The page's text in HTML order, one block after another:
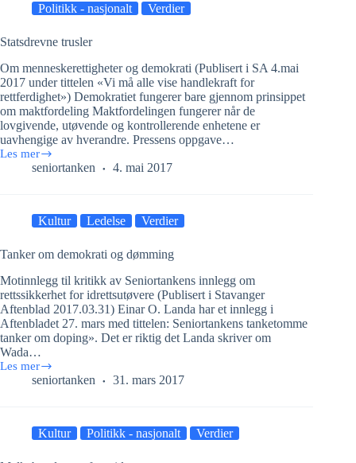
Politikk - nasjonalt Verdier
Statsdrevne trusler
Om menneskerettigheter og demokrati (Publisert i SA 4.mai
2017 under tittelen «Vi må alle vise handlekraft for
rettferdighet») Demokratiet fungerer bare gjennom prinsippet
om maktfordeling Maktfordelingen fungerer når de
lovgivende, utøvende og kontrollerende enhetene er
uavhengige av hverandre. Pressens oppgave…
Les mer
Statsdrevne
seniortanken 4. mai 2017
Kultur Ledelse Verdier
Tanker om demokrati og dømming
Motinnlegg til kritikk av Seniortankens innlegg om
rettssikkerhet for idrettsutøvere (Publisert i Stavanger
Aftenblad 2017.03.31) Einar O. Landa har et innlegg i
Aftenbladet 27. mars med tittelen: Seniortankens tanketomme
tanker om doping». Det er riktig det Landa skriver om
Wada…
Les mer
Tanker
dømming
seniortanken 31. mars 2017
Kultur Politikk - nasjonalt Verdier